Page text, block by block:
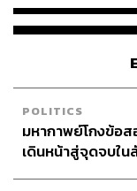
ต่อรัฐบาล ตัวอย่างที่
อาจจะพิจารณาเก็บ
มากเกินไป’ หรือใ
มาก รัฐบาลก็อาจจ
สำหรับ AI ที่นำมา
รัฐต้องการ ‘ควบ
รัฐบาล พวกเขาก็
AI ไม่สามารถทำกำ
POLITICS
มหากาพย์โกงข้อ
เดินหน้าสู่จุดจบใ